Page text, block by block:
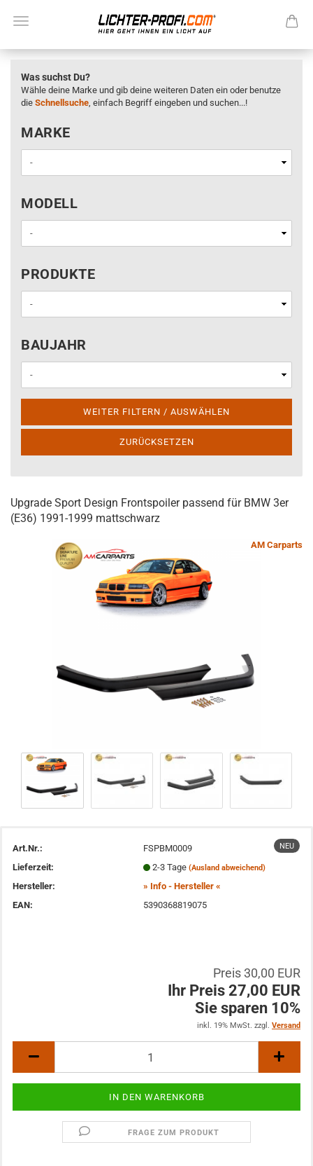
Was suchst Du?
Wähle deine Marke und gib deine weiteren Daten ein oder benutze
die Schnellsuche, einfach Begriff eingeben und suchen...!
MARKE
MARKE
MODELL
MODELL
PRODUKTE
PRODUKTE
BAUJAHR
BAUJAHR
WEITER FILTERN / AUSWÄHLEN
ZURÜCKSETZEN
Upgrade Sport Design Frontspoiler passend für BMW 3er
(E36) 1991-1999 mattschwarz
AM Carparts
NEU
Art.Nr.:
FSPBM0009
Lieferzeit:
2-3 Tage (Ausland abweichend)
Hersteller:
» Info - Hersteller «
EAN:
5390368819075
Preis 30,00 EUR
Ihr Preis 27,00 EUR
Sie sparen 10%
inkl. 19% MwSt. zzgl. Versand
FRAGE ZUM PRODUKT